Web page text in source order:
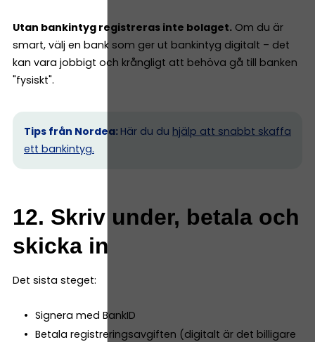
Utan bankintyg registreras inte bolaget. Om du är
smart, välj en bank som ger ut bankintyg digitalt – det
kan vara jobbigt och krångligt att behöva gå till banken
"fysiskt".
Tips från Nordea: Här du du hjälp att snabbt skaffa
ett bankintyg.
12. Skriv under, betala och
skicka in
Det sista steget:
Signera med BankID
Betala registreringsavgiften (digitalt är det billigare